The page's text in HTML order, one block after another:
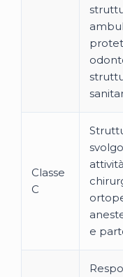
Classe
C
attività
e